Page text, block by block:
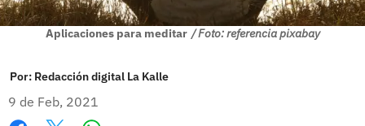
Aplicaciones para meditar / Foto: referencia pixabay
Por: Redacción digital La Kalle
9 de Feb, 2021